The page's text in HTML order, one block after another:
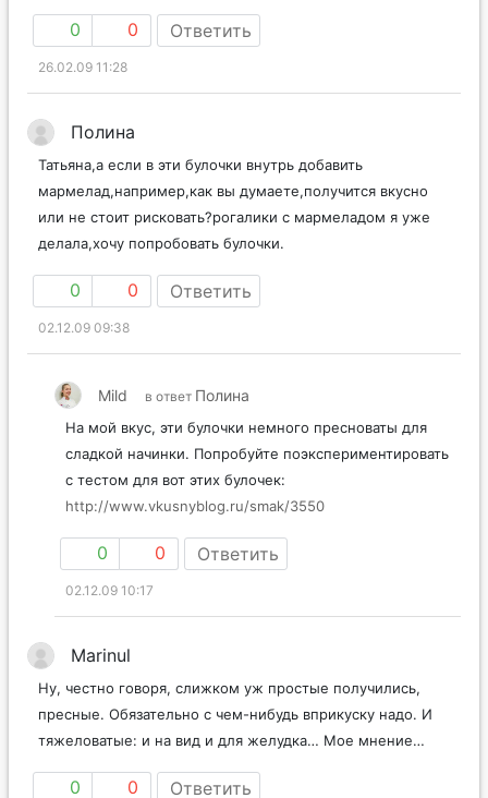
0 0 Ответить
26.02.09 11:28
Полина
Татьяна,а если в эти булочки внутрь добавить
мармелад,например,как вы думаете,получится вкусно
или не стоит рисковать?рогалики с мармеладом я уже
делала,хочу попробовать булочки.
0 0 Ответить
02.12.09 09:38
Mild в ответ Полина
На мой вкус, эти булочки немного пресноваты для
сладкой начинки. Попробуйте поэкспериментировать
с тестом для вот этих булочек:
http://www.vkusnyblog.ru/smak/3550
0 0 Ответить
02.12.09 10:17
Marinul
Ну, честно говоря, слижком уж простые получились,
пресные. Обязательно с чем-нибудь вприкуску надо. И
тяжеловатые: и на вид и для желудка… Мое мнение…
0 0 Ответить